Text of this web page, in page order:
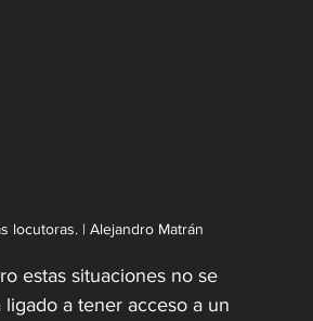
locutoras. | Alejandro Matrán
estas situaciones no se
a tener acceso a un